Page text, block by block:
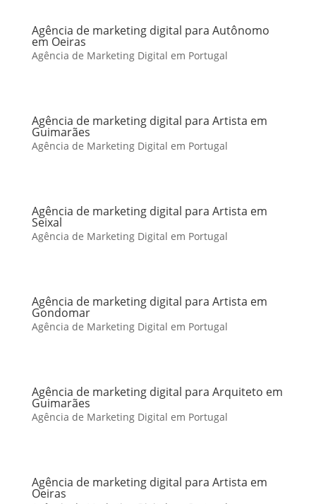
Agência de marketing digital para Autônomo
em Oeiras
Agência de Marketing Digital em Portugal
Agência de marketing digital para Artista em
Guimarães
Agência de Marketing Digital em Portugal
Agência de marketing digital para Artista em
Seixal
Agência de Marketing Digital em Portugal
Agência de marketing digital para Artista em
Gondomar
Agência de Marketing Digital em Portugal
Agência de marketing digital para Arquiteto em
Guimarães
Agência de Marketing Digital em Portugal
Agência de marketing digital para Artista em
Oeiras